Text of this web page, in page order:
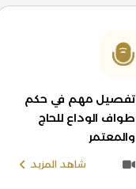
تفصيل مهم في حكم
طواف الوداع للحاج
والمعتمر
شاهد المزيد